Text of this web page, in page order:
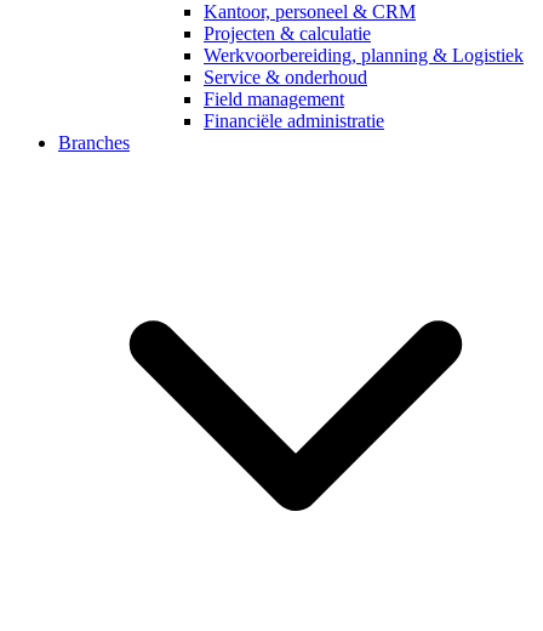
Kantoor, personeel & CRM
Projecten & calculatie
Werkvoorbereiding, planning & Logistiek
Service & onderhoud
Field management
Financiële administratie
Branches